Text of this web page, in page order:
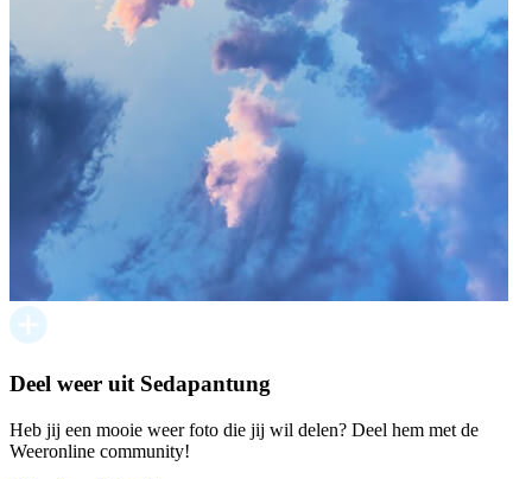
Deel weer uit Sedapantung
Heb jij een mooie weer foto die jij wil delen? Deel hem met de
Weeronline community!